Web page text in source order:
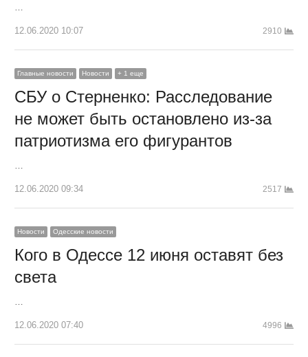
…
12.06.2020 10:07 2910
Главные новости Новости + 1 еще
СБУ о Стерненко: Расследование
не может быть остановлено из-за
патриотизма его фигурантов
…
12.06.2020 09:34 2517
Новости Одесские новости
Кого в Одессе 12 июня оставят без
света
…
12.06.2020 07:40 4996